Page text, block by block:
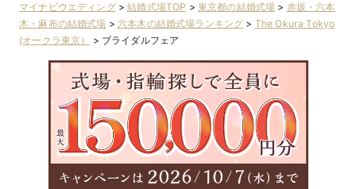
マイナビウエディング>結婚式場TOP > 東京都の結婚式場 > 赤坂・六本
木・麻布の結婚式場 >六本木の結婚式場ランキング > The Okura Tokyo
(オークラ東京）
> ブライダルフェア